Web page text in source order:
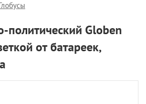
политический Globen
от батареек,